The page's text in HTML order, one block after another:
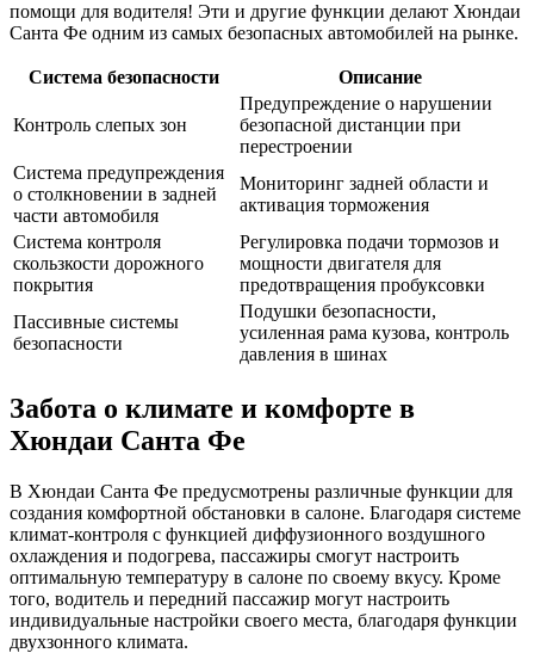
помощи для водителя! Эти и другие функции делают Хюндаи
Санта Фе одним из самых безопасных автомобилей на рынке.
Система безопасности Описание
Контроль слепых зон
Предупреждение о нарушении
безопасной дистанции при
перестроении
Система предупреждения
о столкновении в задней
части автомобиля
Мониторинг задней области и
активация торможения
Система контроля
скользкости дорожного
покрытия
Регулировка подачи тормозов и
мощности двигателя для
предотвращения пробуксовки
Пассивные системы
безопасности
Подушки безопасности,
усиленная рама кузова, контроль
давления в шинах
Забота о климате и комфорте в
Хюндаи Санта Фе
В Хюндаи Санта Фе предусмотрены различные функции для
создания комфортной обстановки в салоне. Благодаря системе
климат-контроля с функцией диффузионного воздушного
охлаждения и подогрева, пассажиры смогут настроить
оптимальную температуру в салоне по своему вкусу. Кроме
того, водитель и передний пассажир могут настроить
индивидуальные настройки своего места, благодаря функции
двухзонного климата.